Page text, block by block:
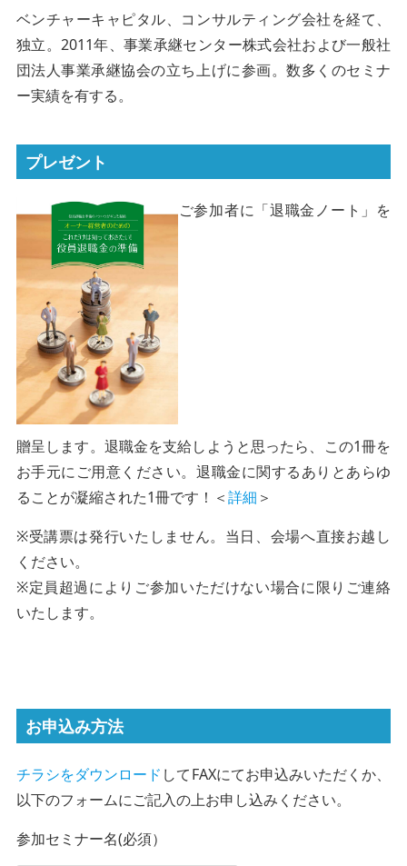
ベンチャーキャピタル、コンサルティング会社を経て、
独立。2011年、事業承継センター株式会社および一般社
団法人事業承継協会の立ち上げに参画。数多くのセミナ
ー実績を有する。
プレゼント
ご参加者に「退職金ノート」を
贈呈します。退職金を支給しようと思ったら、この1冊を
お手元にご用意ください。退職金に関するありとあらゆ
ることが凝縮された1冊です！＜詳細 ＞
※受講票は発行いたしません。当日、会場へ直接お越し
ください。
※定員超過によりご参加いただけない場合に限りご連絡
いたします。
お申込み方法
チラシをダウンロード してFAXにてお申込みいただくか、
以下のフォームにご記入の上お申し込みください。
参加セミナー名(必須）